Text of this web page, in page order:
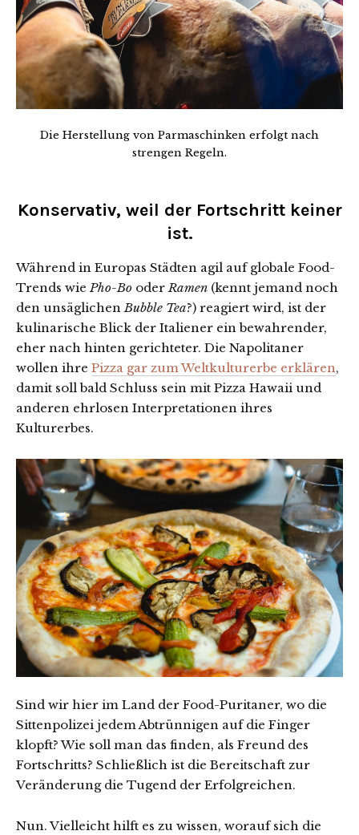
Die Herstellung von Parmaschinken erfolgt nach
strengen Regeln.
Konservativ, weil der Fortschritt keiner
ist.
Während in Europas Städten agil auf globale Food-
Trends wiePho-Bo oderRamen (kennt jemand noch
den unsäglichenBubble Tea?) reagiert wird, ist der
kulinarische Blick der Italiener ein bewahrender,
eher nach hinten gerichteter. Die Napolitaner
wollen ihre Pizza gar zum Weltkulturerbe erklären,
damit soll bald Schluss sein mit Pizza Hawaii und
anderen ehrlosen Interpretationen ihres
Kulturerbes.
Sind wir hier im Land der Food-Puritaner, wo die
Sittenpolizei jedem Abtrünnigen auf die Finger
klopft? Wie soll man das finden, als Freund des
Fortschritts? Schließlich ist die Bereitschaft zur
Veränderung die Tugend der Erfolgreichen.
Nun. Vielleicht hilft es zu wissen, worauf sich die